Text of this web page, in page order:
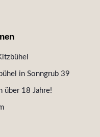
in Sonngrub 39
über 18 Jahre!